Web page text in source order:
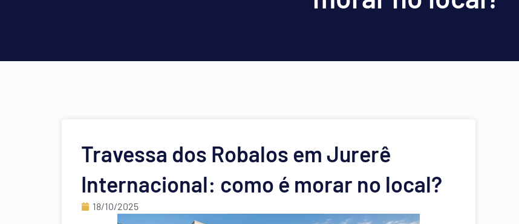
Travessa dos Robalos em Jurerê
Internacional: como é morar no local?
18/10/2025